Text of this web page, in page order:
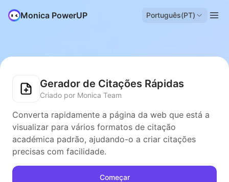
Monica PowerUP Português(PT)
Gerador de Citações Rápidas
Criado por Monica Team
Converta rapidamente a página da web que está a
visualizar para vários formatos de citação
académica padrão, ajudando-o a criar citações
precisas com facilidade.
Começar